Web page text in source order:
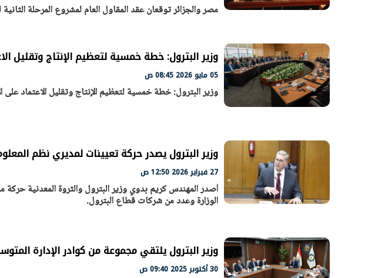
مصر والجزائر توقعان عقد المقاول العام لمشروع المرحلة
وزير البترول: خطة خمسية لتعظيم الإنتاج وتقليل
05 مايو 2026 08:45 ص
وزير البترول: خطة خمسية لتعظيم الإنتاج وتقليل الاعتماد على
وزير البترول يصدر حركة تعيينات لمديري نظم
27 فبراير 2026 12:50 ص
أصدر المهندس كريم بدوي وزير البترول والثروة المعدنية
الوزارة وعدد من شركات قطاع البترول.
وزير البترول يلتقي مجموعة من كوادر الإدارة
30 أكتوبر 2025 09:40 ص